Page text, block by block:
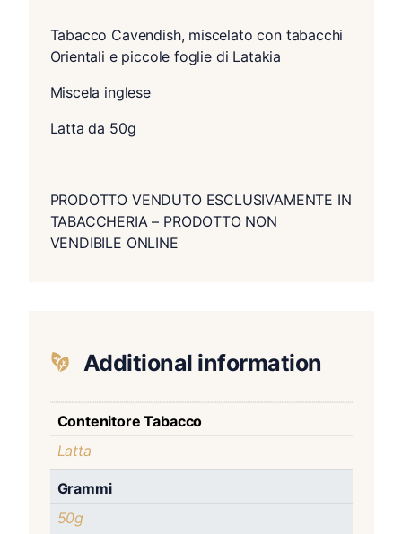
Tabacco Cavendish, miscelato con tabacchi
Orientali e piccole foglie di Latakia
Miscela inglese
Latta da 50g
PRODOTTO VENDUTO ESCLUSIVAMENTE IN
TABACCHERIA – PRODOTTO NON
VENDIBILE ONLINE
Additional information
Contenitore Tabacco
Latta
Grammi
50g